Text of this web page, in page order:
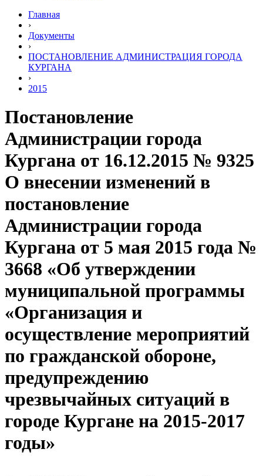
Главная
›
Документы
›
ПОСТАНОВЛЕНИЕ АДМИНИСТРАЦИЯ ГОРОДА
КУРГАНА
›
2015
Постановление
Администрации города
Кургана от 16.12.2015 № 9325
О внесении изменений в
постановление
Администрации города
Кургана от 5 мая 2015 года №
3668 «Об утверждении
муниципальной программы
«Организация и
осуществление мероприятий
по гражданской обороне,
предупреждению
чрезвычайных ситуаций в
городе Кургане на 2015-2017
годы»